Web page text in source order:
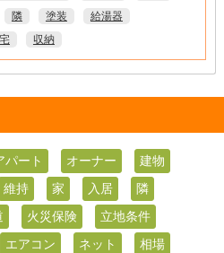
隣 塗装
給湯器
収納
パート オーナー
建物
維持 家 入居
隣
火災保険
立地条件
エアコン ネット
相場